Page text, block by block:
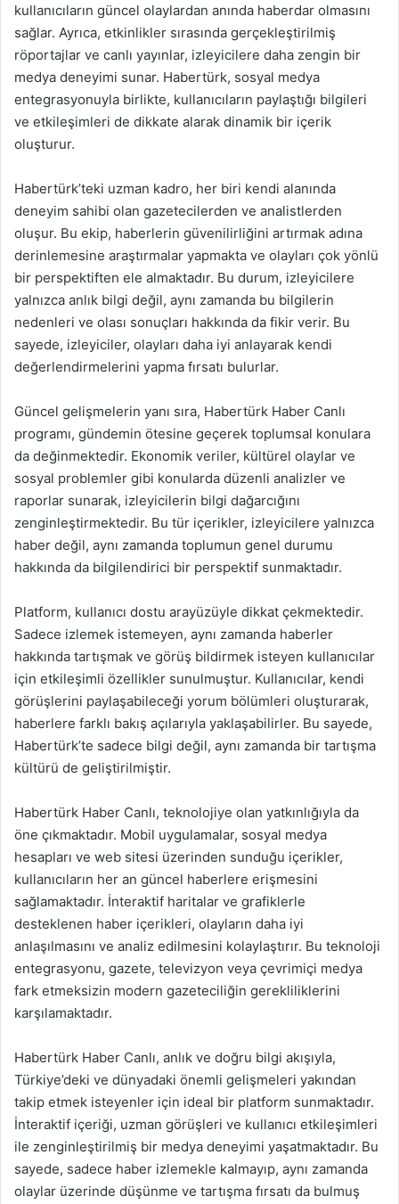
kullanıcıların güncel olaylardan anında haberdar olmasını
sağlar. Ayrıca, etkinlikler sırasında gerçekleştirilmiş
röportajlar ve canlı yayınlar, izleyicilere daha zengin bir
medya deneyimi sunar. Habertürk, sosyal medya
entegrasyonuyla birlikte, kullanıcıların paylaştığı bilgileri
ve etkileşimleri de dikkate alarak dinamik bir içerik
oluşturur.
Habertürk’teki uzman kadro, her biri kendi alanında
deneyim sahibi olan gazetecilerden ve analistlerden
oluşur. Bu ekip, haberlerin güvenilirliğini artırmak adına
derinlemesine araştırmalar yapmakta ve olayları çok yönlü
bir perspektiften ele almaktadır. Bu durum, izleyicilere
yalnızca anlık bilgi değil, aynı zamanda bu bilgilerin
nedenleri ve olası sonuçları hakkında da fikir verir. Bu
sayede, izleyiciler, olayları daha iyi anlayarak kendi
değerlendirmelerini yapma fırsatı bulurlar.
Güncel gelişmelerin yanı sıra, Habertürk Haber Canlı
programı, gündemin ötesine geçerek toplumsal konulara
da değinmektedir. Ekonomik veriler, kültürel olaylar ve
sosyal problemler gibi konularda düzenli analizler ve
raporlar sunarak, izleyicilerin bilgi dağarcığını
zenginleştirmektedir. Bu tür içerikler, izleyicilere yalnızca
haber değil, aynı zamanda toplumun genel durumu
hakkında da bilgilendirici bir perspektif sunmaktadır.
Platform, kullanıcı dostu arayüzüyle dikkat çekmektedir.
Sadece izlemek istemeyen, aynı zamanda haberler
hakkında tartışmak ve görüş bildirmek isteyen kullanıcılar
için etkileşimli özellikler sunulmuştur. Kullanıcılar, kendi
görüşlerini paylaşabileceği yorum bölümleri oluşturarak,
haberlere farklı bakış açılarıyla yaklaşabilirler. Bu sayede,
Habertürk’te sadece bilgi değil, aynı zamanda bir tartışma
kültürü de geliştirilmiştir.
Habertürk Haber Canlı, teknolojiye olan yatkınlığıyla da
öne çıkmaktadır. Mobil uygulamalar, sosyal medya
hesapları ve web sitesi üzerinden sunduğu içerikler,
kullanıcıların her an güncel haberlere erişmesini
sağlamaktadır. İnteraktif haritalar ve grafiklerle
desteklenen haber içerikleri, olayların daha iyi
anlaşılmasını ve analiz edilmesini kolaylaştırır. Bu teknoloji
entegrasyonu, gazete, televizyon veya çevrimiçi medya
fark etmeksizin modern gazeteciliğin gerekliliklerini
karşılamaktadır.
Habertürk Haber Canlı, anlık ve doğru bilgi akışıyla,
Türkiye’deki ve dünyadaki önemli gelişmeleri yakından
takip etmek isteyenler için ideal bir platform sunmaktadır.
İnteraktif içeriği, uzman görüşleri ve kullanıcı etkileşimleri
ile zenginleştirilmiş bir medya deneyimi yaşatmaktadır. Bu
sayede, sadece haber izlemekle kalmayıp, aynı zamanda
olaylar üzerinde düşünme ve tartışma fırsatı da bulmuş